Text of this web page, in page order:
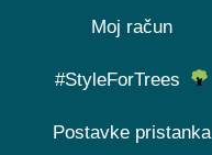
Moj račun
#StyleForTrees
Postavke pristanka